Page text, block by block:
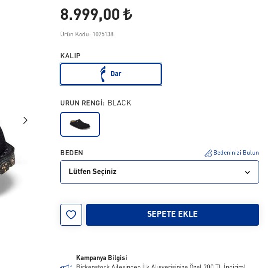
8.999,00 ₺
Ürün Kodu: 1025138
KALIP
Dar
URUN RENGI: BLACK
BEDEN Bedeninizi Bulun
Lütfen Seçiniz
43
SEPETE EKLE
Kampanya Bilgisi